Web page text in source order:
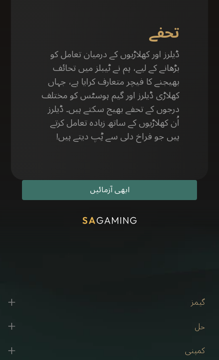
تحفے
ڈیلرز اور کھلاڑیوں کے درمیان تعامل کو
بڑھانے کے لیے، ہم نے ٹیبلز میں تحائف
بھیجنے کا فیچر متعارف کرایا ہے، جہاں
کھلاڑی ڈیلرز اور گیم ہوسٹس کو مختلف
درجوں کے تحفے بھیج سکتے ہیں۔ ڈیلرز
اُن کھلاڑیوں کے ساتھ زیادہ تعامل کرتے
ہیں جو فراخ دلی سے ٹِپ دیتے ہیں!
ابھی آزمائیں
گیمز
حل
کمپنی